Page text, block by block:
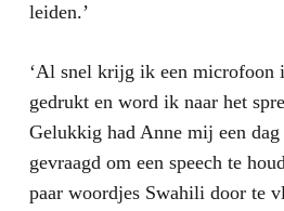
leiden.’
‘Al snel krijg ik een microfoon
gedrukt en word ik naar het
Gelukkig had Anne mij een
gevraagd om een speech te
paar woordjes Swahili door te